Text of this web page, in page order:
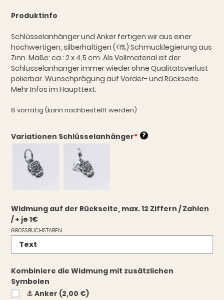
Produktinfo
Schlüsselanhänger und Anker fertigen wir aus einer
hochwertigen, silberhaltigen (<1%) Schmucklegierung aus
Zinn. Maße: ca.: 2 x 4,5 cm. Als Vollmaterial ist der
Schlüsselanhänger immer wieder ohne Qualitätsverlust
polierbar. Wunschprägung auf Vorder- und Rückseite.
Mehr Infos im Haupttext.
8 vorrätig (kann nachbestellt werden)
Variationen Schlüsselanhänger* ?
Widmung auf der Rückseite, max. 12 Ziffern / Zahlen
/ + je 1€
GROSSBUCHSTABEN
Kombiniere die Widmung mit zusätzlichen
Symbolen
⚓︎ Anker (2,00 €)